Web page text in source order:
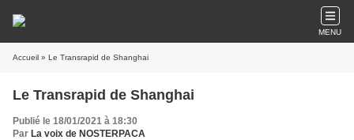
MENU
Accueil » Le Transrapid de Shanghai
Le Transrapid de Shanghai
Publié le 18/01/2021 à 18:30
Par La voix de NOSTERPACA